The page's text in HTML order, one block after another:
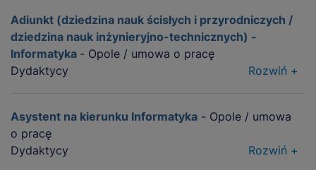
Adiunkt (dziedzina nauk ścisłych i przyrodniczych /
dziedzina nauk inżynieryjno-technicznych) -
Informatyka - Opole / umowa o pracę
Dydaktycy
Rozwiń +
Asystent na kierunku Informatyka - Opole / umowa
o pracę
Dydaktycy
Rozwiń +